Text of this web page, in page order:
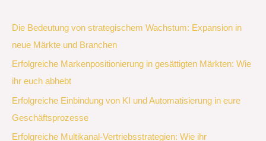
Die Bedeutung von strategischem Wachstum: Expansion in
neue Märkte und Branchen
Erfolgreiche Markenpositionierung in gesättigten Märkten: Wie
ihr euch abhebt
Erfolgreiche Einbindung von KI und Automatisierung in eure
Geschäftsprozesse
Erfolgreiche Multikanal-Vertriebsstrategien: Wie ihr